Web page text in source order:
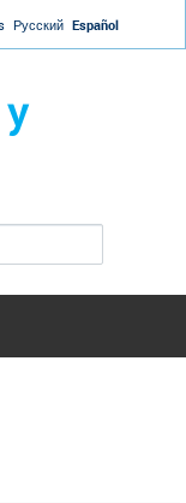
Русский Español